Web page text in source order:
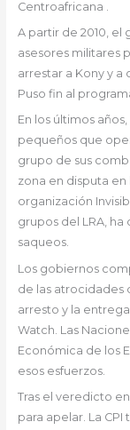
Centroafricana .
A partir de 2010, el
asesores militares
arrestar a Kony y a
Puso fin al
En los últimos
pequeños que
grupo de sus
zona en disputa en
organización
grupos del LRA,
saqueos.
Los gobiernos
de las atrocidades
arresto y la
Watch. Las
Económica de los
esos esfuerzos.
Tras el veredicto
para apelar. La